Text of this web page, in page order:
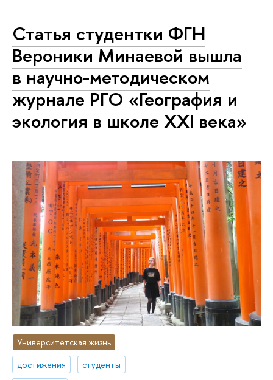
Статья студентки ФГН
Вероники Минаевой вышла
в научно-методическом
журнале РГО «География и
экология в школе XXI века»
Университетская жизнь
достижения
студенты